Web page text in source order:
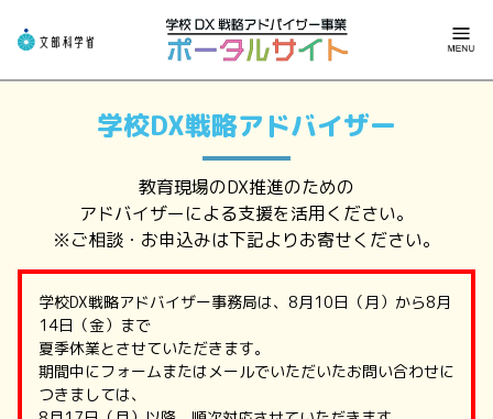
学校DX戦略アドバイザー（探す・依頼）
学習会／研修会情報（探す・一覧）
サポート事業者（探す・一覧）
・ 文科省からのお知らせ
・ GIGAスクール動画
・ 情報活用能力関連サイト
学校DX戦略アドバイザー
教育現場のDX推進のための
アドバイザーによる支援を活用ください。
※ご相談・お申込みは下記よりお寄せください。
学校DX戦略アドバイザー事務局は、8月10日（月）から8月
14日（金）まで
夏季休業とさせていただきます。
期間中にフォームまたはメールでいただいたお問い合わせに
つきましては、